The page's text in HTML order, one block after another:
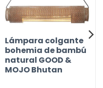
Lámpara colgante
bohemia de bambú
natural GOOD &
MOJO Bhutan